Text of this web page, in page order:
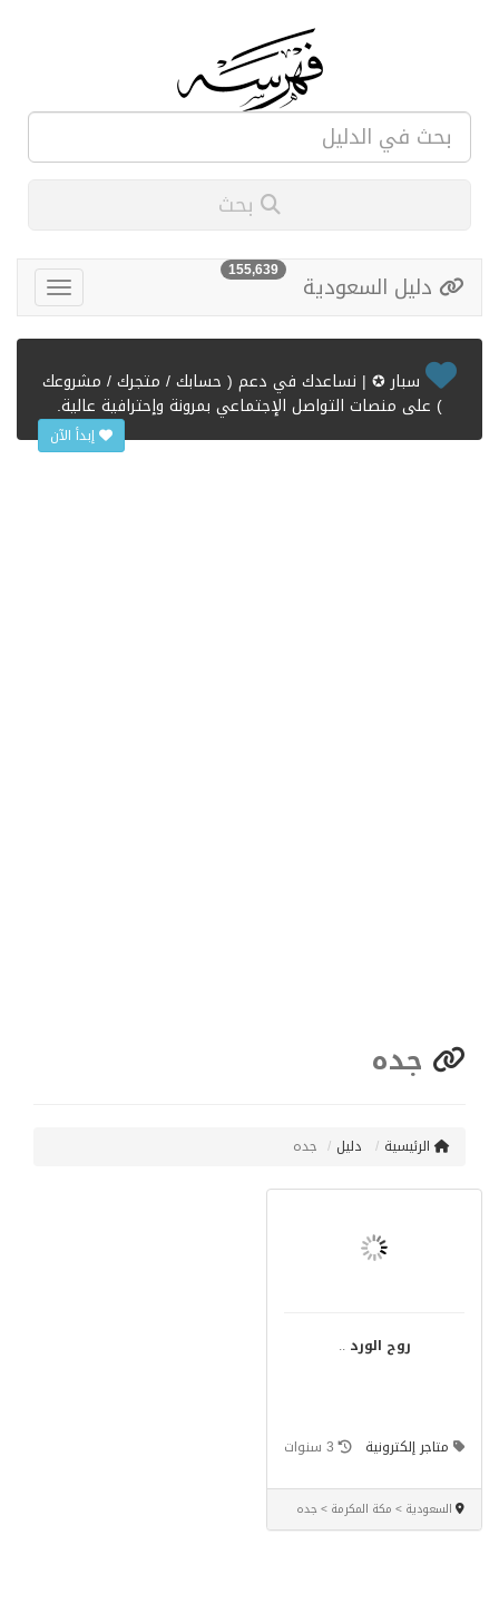
دليل السعودية 155,639
سبار ✪ | نساعدك في دعم ( حسابك / متجرك / مشروعك
) على منصات التواصل الإجتماعي بمرونة وإحترافية عالية.
إبدأ الآن
جده
الرئيسية دليل جده
روح الورد ..
متاجر إلكترونية 3 سنوات
السعودية > مكة المكرمة > جده